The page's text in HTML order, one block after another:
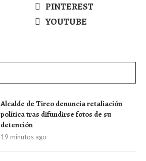
PINTEREST
YOUTUBE
Alcalde de Tireo denuncia retaliación
política tras difundirse fotos de su
detención
19 minutos ago